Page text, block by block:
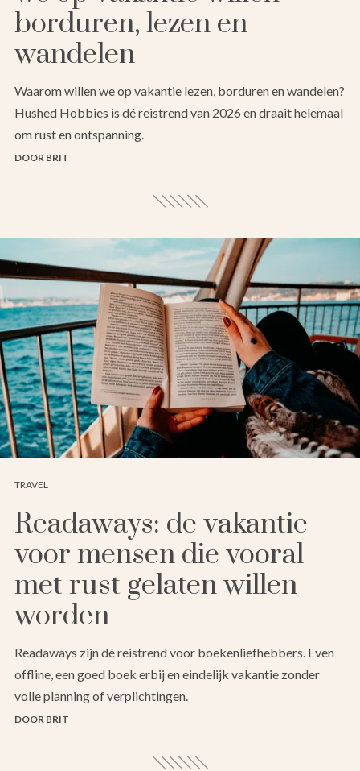
borduren, lezen en
wandelen
Waarom willen we op vakantie lezen, borduren en wandelen?
Hushed Hobbies is dé reistrend van 2026 en draait helemaal
om rust en ontspanning.
DOOR BRIT
TRAVEL
Readaways: de vakantie
voor mensen die vooral
met rust gelaten willen
worden
Readaways zijn dé reistrend voor boekenliefhebbers. Even
offline, een goed boek erbij en eindelijk vakantie zonder
volle planning of verplichtingen.
DOOR BRIT